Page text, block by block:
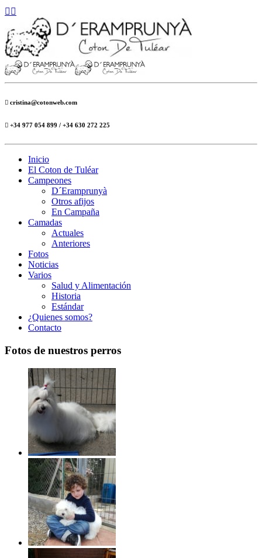
cristina@cotonweb.com
+34 977 054 899 / +34 630 272 225
Inicio
El Coton de Tuléar
Campeones
D´Eramprunyà
Otros afijos
En Campaña
Camadas
Actuales
Anteriores
Fotos
Noticias
Varios
Salud y Alimentación
Historia
Estándar
¿Quienes somos?
Contacto
Fotos de nuestros perros